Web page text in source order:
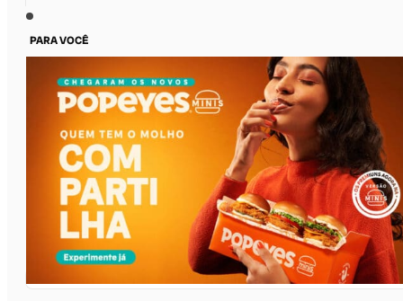
PARA VOCÊ